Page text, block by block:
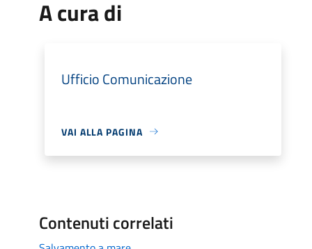
A cura di
Ufficio Comunicazione
VAI ALLA PAGINA
Contenuti correlati